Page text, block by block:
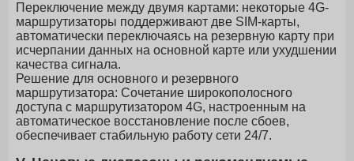
Переключение между двумя картами: некоторые 4G-
маршрутизаторы поддерживают две SIM-карты,
автоматически переключаясь на резервную карту при
исчерпании данных на основной карте или ухудшении
качества сигнала.
Решение для основного и резервного
маршрутизатора: Сочетание широкополосного
доступа с маршрутизатором 4G, настроенным на
автоматическое восстановление после сбоев,
обеспечивает стабильную работу сети 24/7.